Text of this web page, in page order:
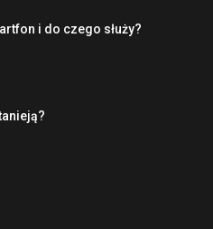
i do czego służy?